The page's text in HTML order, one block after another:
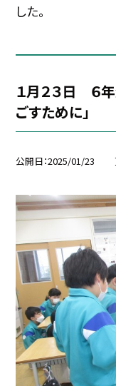
した。
１月２３日 ６
ごすために」
公開日 2025/01/23